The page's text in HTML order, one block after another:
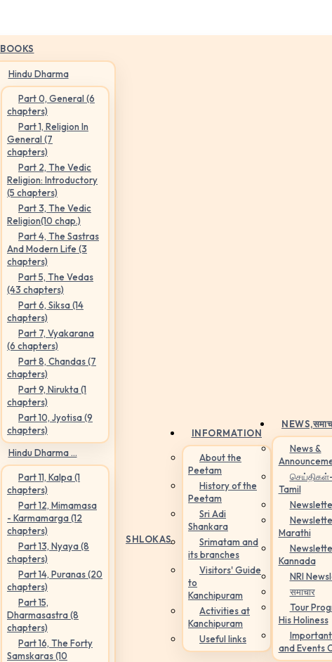
BOOKS
Hindu Dharma
Part 0, General (6
chapters)
Part 1, Religion In
General (7
chapters)
Part 2, The Vedic
Religion: Introductory
(5 chapters)
Part 3, The Vedic
Religion(10 chap.)
Part 4, The Sastras
And Modern Life (3
chapters)
Part 5, The Vedas
(43 chapters)
Part 6, Siksa (14
chapters)
Part 7, Vyakarana
(6 chapters)
Part 8, Chandas (7
chapters)
Part 9, Nirukta (1
chapters)
Part 10, Jyotisa (9
chapters)
Hindu Dharma ...
Part 11, Kalpa (1
chapters)
Part 12, Mimamasa
- Karmamarga (12
chapters)
Part 13, Nyaya (8
chapters)
Part 14, Puranas (20
chapters)
Part 15,
Dharmasastra (8
chapters)
Part 16, The Forty
Samskaras (10
SHLOKAS
INFORMATION
About the
Peetam
History of the
Peetam
Sri Adi
Shankara
Srimatam and
its branches
Visitors' Guide
to
Kanchipuram
Activities at
Kanchipuram
Useful links
NEWS,
News &
Tamil
Marathi
Kannada
NRI
समाचार
Tour
His Holiness
and Events